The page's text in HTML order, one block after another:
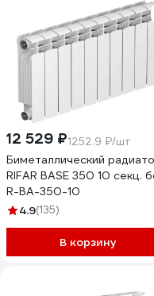
12 529 ₽1252.9 ₽/шт
Биметаллический
RIFAR BASE 350 10 секц.
R-BA-350-10
4.9(135)
В корзину